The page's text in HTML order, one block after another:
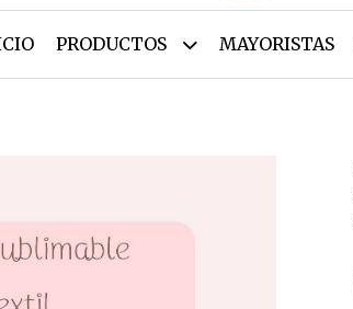
PRODUCTOS MAYORISTAS